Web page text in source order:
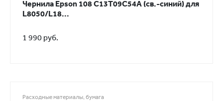
Чернила Epson 108 C13T09C54A (св.-синий) для
L8050/L18...
1 990 руб.
Расходные материалы, бумага